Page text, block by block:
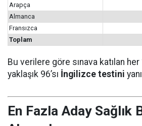
Arapça
Almanca
Fransızca
Toplam
Bu verilere göre sınava katılan
yaklaşık 96’sı İngilizce testini
En Fazla Aday Sağlık